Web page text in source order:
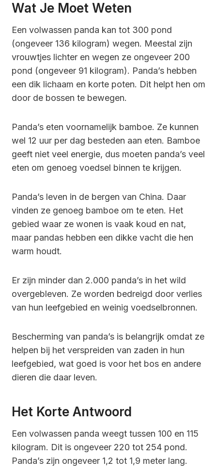
Wat Je Moet Weten
Een volwassen panda kan tot 300 pond
(ongeveer 136 kilogram) wegen. Meestal zijn
vrouwtjes lichter en wegen ze ongeveer 200
pond (ongeveer 91 kilogram). Panda’s hebben
een dik lichaam en korte poten. Dit helpt hen om
door de bossen te bewegen.
Panda’s eten voornamelijk bamboe. Ze kunnen
wel 12 uur per dag besteden aan eten. Bamboe
geeft niet veel energie, dus moeten panda’s veel
eten om genoeg voedsel binnen te krijgen.
Panda’s leven in de bergen van China. Daar
vinden ze genoeg bamboe om te eten. Het
gebied waar ze wonen is vaak koud en nat,
maar pandas hebben een dikke vacht die hen
warm houdt.
Er zijn minder dan 2.000 panda’s in het wild
overgebleven. Ze worden bedreigd door verlies
van hun leefgebied en weinig voedselbronnen.
Bescherming van panda’s is belangrijk omdat ze
helpen bij het verspreiden van zaden in hun
leefgebied, wat goed is voor het bos en andere
dieren die daar leven.
Het Korte Antwoord
Een volwassen panda weegt tussen 100 en 115
kilogram. Dit is ongeveer 220 tot 254 pond.
Panda’s zijn ongeveer 1,2 tot 1,9 meter lang.